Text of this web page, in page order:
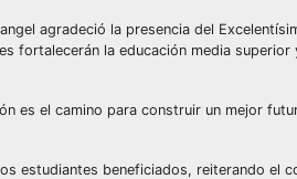
agradeció la presencia del
fortalecerán la educación media
es el camino para construir un mejor
estudiantes beneficiados, reiterando el